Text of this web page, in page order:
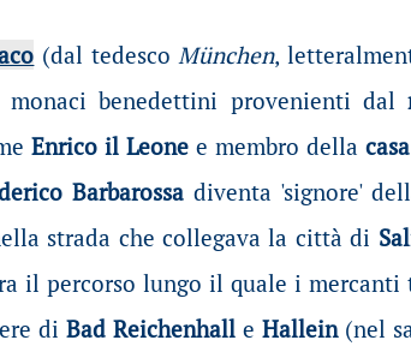
(dal tedescoMünchen,
monaci benedettini provenienti dal
Enrico il Leone e membro della
Barbarossadiventa 'signore'
strada che collegava la città di
il percorso lungo il quale i
di Bad Reichenhalle Hallein(nel